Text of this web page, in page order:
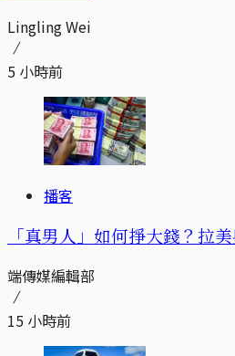
Lingling Wei
5 小時前
播客
「真男人」如何掙大錢？拉
端傳媒編輯部
15 小時前